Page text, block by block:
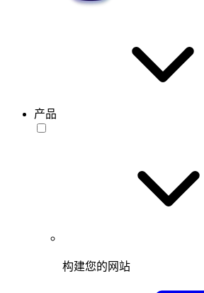
产品
构建您的网站